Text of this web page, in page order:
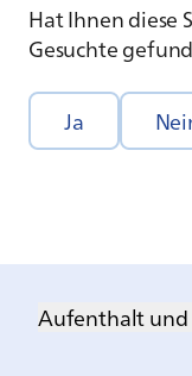
Hat Ihnen diese
Gesuchte
Ja
Aufenthalt und